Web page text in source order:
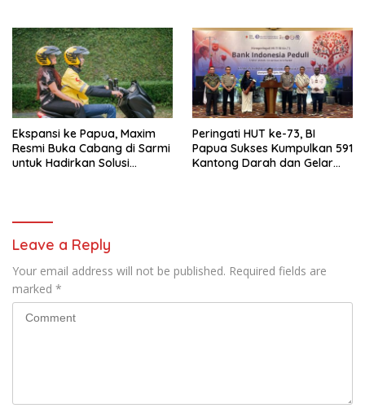
Competition 2026
Ekspansi ke Papua, Maxim
Resmi Buka Cabang di Sarmi
untuk Hadirkan Solusi
Peringati HUT ke-73, BI
Papua Sukses Kumpulkan 591
Kantong Darah dan Gelar
Leave a Reply
Your email address will not be published. Required fields are
marked *